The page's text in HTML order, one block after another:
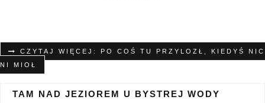
CZYTAJ WIĘCEJ: PO COŚ TU PRZYLOZŁ, KIEDYŚ NIC
NI MIOŁ
TAM NAD JEZIOREM U BYSTREJ WODY